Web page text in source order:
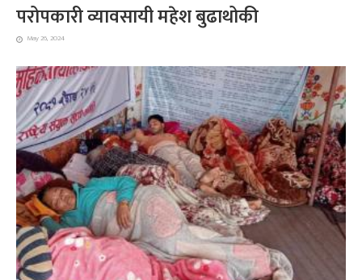
परोपकारी व्यावसायी महेश बुढाथोकी
May 26, 2024